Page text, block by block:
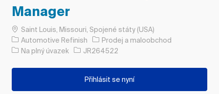
Manager
Umístění
Saint Louis, Missouri, Spojené státy (USA)
Automotive Refinish
Kategorie
Prodej a maloobchod
Typ úlohy
Na plný úvazek ID úlohy
JR264522
Přihlásit se nyní